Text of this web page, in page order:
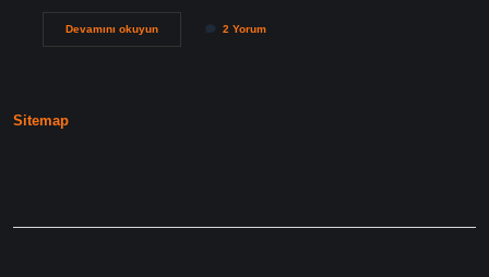
Devamını okuyunMucadelenin2 Yorum
Sitemap